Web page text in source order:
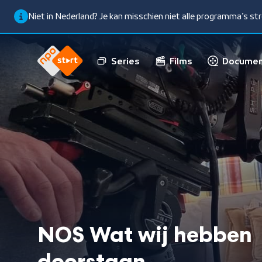
Niet in Nederland? Je kan misschien niet alle programma’s
Series Films
NOS Wat wij hebben